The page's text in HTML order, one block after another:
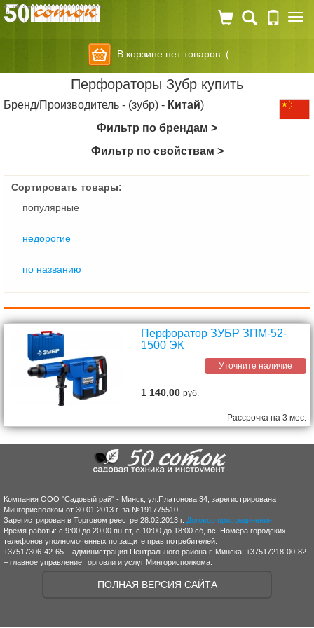
В корзине нет товаров :(
Перфораторы Зубр купить
Бренд/Производитель - (зубр) - Китай)
Фильтр по брендам >
Фильтр по свойствам >
Сортировать товары:
популярные
недорогие
по названию
Перфоратор ЗУБР ЗПМ-52-
1500 ЭК
Уточните наличие
1 140,00руб.
Рассрочка на 3 мес.
Компания ООО "Садовый рай" - Минск, ул.Платонова 34, зарегистрирована
Мингорисполком от 30.01.2013 г. за №191775510.
Зарегистрирован в Торговом реестре 28.02.2013 г. Договор присоединения
Время работы: с 9:00 до 20:00 пн-пт, с 10:00 до 18:00 сб, вс. Номера городских
телефонов уполномоченных по защите прав потребителей:
+37517306-42-65 – администрация Центрального района г. Минска; +37517218-00-82
– главное управление торговли и услуг Мингорисполкома.
ПОЛНАЯ ВЕРСИЯ САЙТА